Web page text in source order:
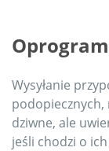
Wysyłanie
podopiecznych,
dziwne, ale
jeśli chodzi o